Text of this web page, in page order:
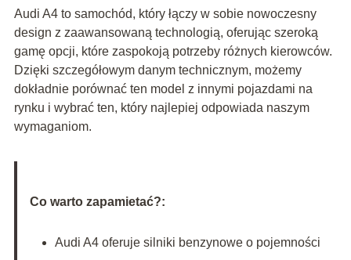
Audi A4 to samochód, który łączy w sobie nowoczesny
design z zaawansowaną technologią, oferując szeroką
gamę opcji, które zaspokoją potrzeby różnych kierowców.
Dzięki szczegółowym danym technicznym, możemy
dokładnie porównać ten model z innymi pojazdami na
rynku i wybrać ten, który najlepiej odpowiada naszym
wymaganiom.
Co warto zapamietać?:
Audi A4 oferuje silniki benzynowe o pojemności